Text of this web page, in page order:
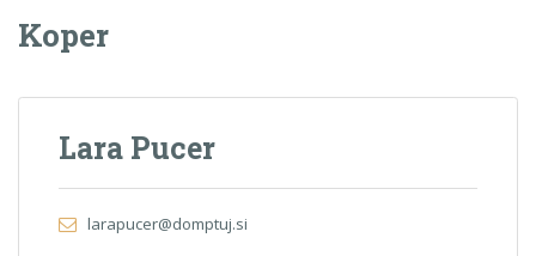
Koper
Lara Pucer
larapucer@domptuj.si